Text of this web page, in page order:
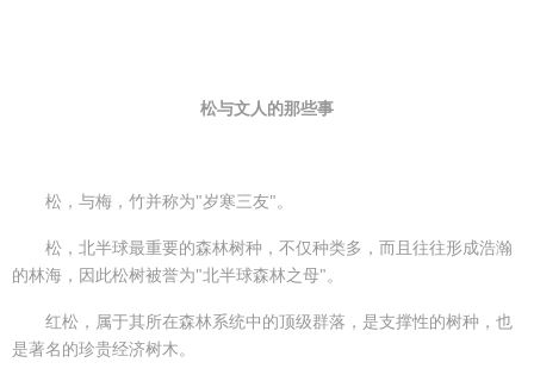
松与文人的那些事
松，与梅，竹并称为"岁寒三友"。
松，北半球最重要的森林树种，不仅种类多，而且往往形成浩瀚
的林海，因此松树被誉为"北半球森林之母"。
红松，属于其所在森林系统中的顶级群落，是支撑性的树种，也
是著名的珍贵经济树木。